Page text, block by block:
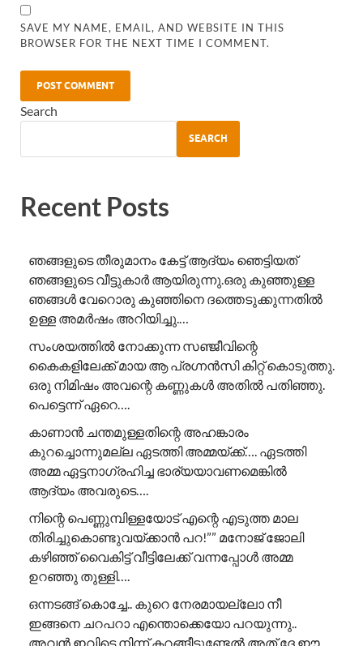
SAVE MY NAME, EMAIL, AND WEBSITE IN THIS
BROWSER FOR THE NEXT TIME I COMMENT.
Search
SEARCH
Recent Posts
ഞങ്ങളുടെ തീരുമാനം കേട്ട് ആദ്യം ഞെട്ടിയത്
ഞങ്ങളുടെ വീട്ടുകാർ ആയിരുന്നു.ഒരു കുഞ്ഞുള്ള
ഞങ്ങൾ വേറൊരു കുഞ്ഞിനെ ദത്തെടുക്കുന്നതിൽ
ഉള്ള അമർഷം അറിയിച്ചു.…
സംശയത്തിൽ നോക്കുന്ന സഞ്ജീവിന്റെ
കൈകളിലേക്ക് മായ ആ പ്രഗ്നൻസി കിറ്റ് കൊടുത്തു.
ഒരു നിമിഷം അവന്റെ കണ്ണുകൾ അതിൽ പതിഞ്ഞു.
പെട്ടെന്ന് ഏറെ….
കാണാൻ ചന്തമുള്ളതിന്റെ അഹങ്കാരം
കുറച്ചൊന്നുമല്ല ഏടത്തി അമ്മയ്ക്ക്…. ഏടത്തി
അമ്മ ഏട്ടനാഗ്രഹിച്ച ഭാര്യയാവണമെങ്കിൽ
ആദ്യം അവരുടെ….
നിന്റെ പെണ്ണുമ്പിള്ളയോട് എന്റെ എടുത്ത മാല
തിരിച്ചുകൊണ്ടുവയ്ക്കാൻ പറ!”” ​മനോജ് ജോലി
കഴിഞ്ഞ് വൈകിട്ട് വീട്ടിലേക്ക് വന്നപ്പോൾ അമ്മ
ഉറഞ്ഞു തുള്ളി….
ഒന്നടങ്ങ് കൊച്ചേ.. കുറെ നേരമായല്ലോ നീ
ഇങ്ങനെ ചറപറാ എന്തൊക്കെയോ പറയുന്നു..
അവൻ ഇവിടെ നിന്ന് കറങ്ങീട്ടുണ്ടേൽ അത് ദേ ഈ